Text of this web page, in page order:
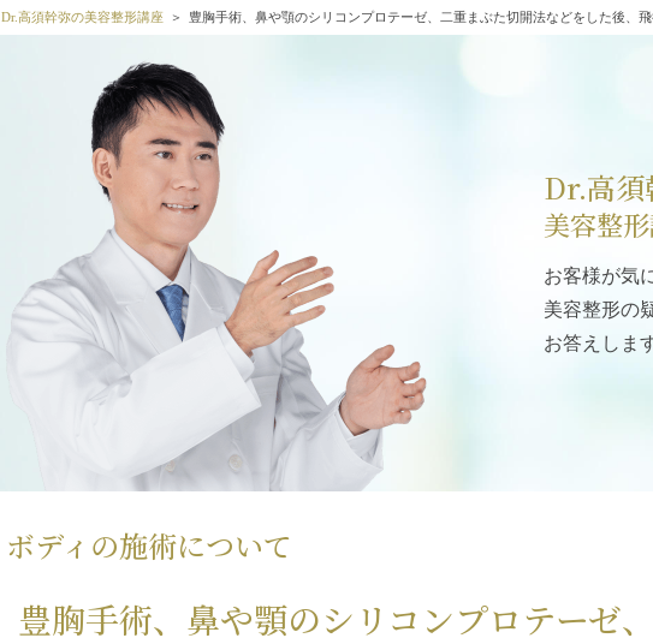
Dr.高須幹弥の美容整形講座 豊胸手術、鼻や顎のシリコンプロテーゼ、二重まぶた切開法などをした後、
Dr.高須
美容整
お客様が気
美容整形の
お答えしま
ボディの施術について
豊胸手術、鼻や顎のシリコンプロテーゼ